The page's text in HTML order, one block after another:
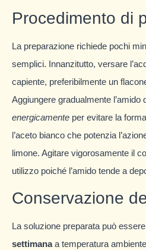
Procedimento di
La preparazione richiede pochi
semplici. Innanzitutto, versare
capiente, preferibilmente un
Aggiungere gradualmente
energicamente per evitare la
l’aceto bianco che potenzia
limone. Agitare vigorosamente il
utilizzo poiché l’amido tende a
Conservazione
La soluzione preparata può
settimanaa temperatura